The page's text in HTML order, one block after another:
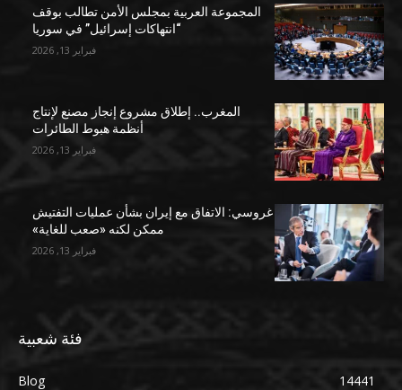
المجموعة العربية بمجلس الأمن تطالب بوقف
“انتهاكات إسرائيل” في سوريا
فبراير 13, 2026
المغرب.. إطلاق مشروع إنجاز مصنع لإنتاج
أنظمة هبوط الطائرات
فبراير 13, 2026
غروسي: الاتفاق مع إيران بشأن عمليات التفتيش
ممكن لكنه «صعب للغاية»
فبراير 13, 2026
فئة شعبية
Blog
14441